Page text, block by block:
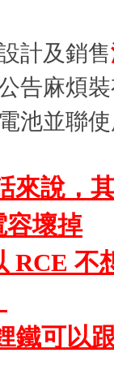
計及銷售
告麻煩
池並聯
來說，
容壞掉
RCE
鐵可以